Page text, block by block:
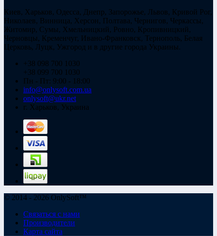
Киев, Харьков, Одесса, Днепр, Запорожье, Львов, Кривой Рог,
Николаев, Винница, Херсон, Полтава, Чернигов, Черкассы,
Житомир, Сумы, Хмельницкий, Ровно, Кропивницкий,
Черновцы, Кременчуг, Ивано-Франковск, Тернополь, Белая
Церковь, Луцк, Ужгород и в другие города Украины.
+38 098 700 1030
+38 099 700 1030
Пн - Пт: 9:00 - 18:00
info@onlysoft.com.ua
onlysoft@ukr.net
г. Харьков, Украина
© 2014 - 2026 OnlySoft™
Связаться с нами
Производители
Карта сайта